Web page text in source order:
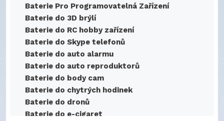
Baterie Pro Programovatelná Zařízení
Baterie do 3D brýlí
Baterie do RC hobby zařízení
Baterie do Skype telefonů
Baterie do auto alarmu
Baterie do auto reproduktorů
Baterie do body cam
Baterie do chytrých hodinek
Baterie do dronů
Baterie do e-cigaret